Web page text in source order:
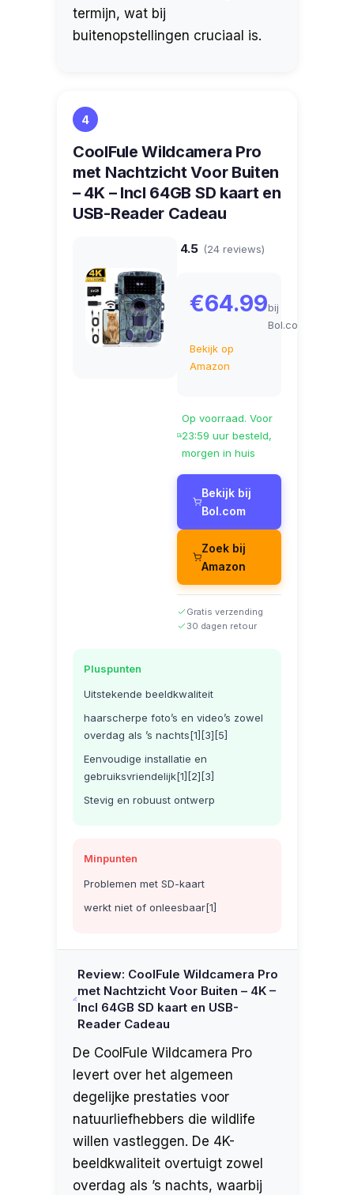
termijn, wat bij
buitenopstellingen cruciaal is.
4
CoolFule Wildcamera Pro
met Nachtzicht Voor Buiten
– 4K – Incl 64GB SD kaart en
USB-Reader Cadeau
4.5 (24 reviews)
€64.99bij
Bol.com
Bekijk op
Amazon
Op voorraad. Voor
23:59 uur besteld,
morgen in huis
Bekijk bij
Bol.com
Zoek bij
Amazon
Gratis verzending
30 dagen retour
Pluspunten
Uitstekende beeldkwaliteit
haarscherpe foto’s en video’s zowel
overdag als ’s nachts[1][3][5]
Eenvoudige installatie en
gebruiksvriendelijk[1][2][3]
Stevig en robuust ontwerp
Minpunten
Problemen met SD-kaart
werkt niet of onleesbaar[1]
Review: CoolFule Wildcamera Pro
met Nachtzicht Voor Buiten – 4K –
Incl 64GB SD kaart en USB-
Reader Cadeau
De CoolFule Wildcamera Pro
levert over het algemeen
degelijke prestaties voor
natuurliefhebbers die wildlife
willen vastleggen. De 4K-
beeldkwaliteit overtuigt zowel
overdag als ’s nachts, waarbij